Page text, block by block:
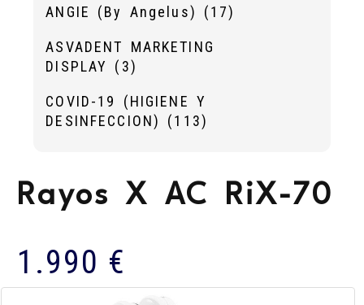
ANGIE (By Angelus) (17)
ASVADENT MARKETING
DISPLAY (3)
COVID-19 (HIGIENE Y
DESINFECCION) (113)
Rayos X AC RiX-70
1.990 €